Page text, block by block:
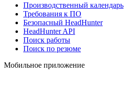
Производственный календарь
Требования к ПО
Безопасный HeadHunter
HeadHunter API
Поиск работы
Поиск по резюме
Мобильное приложение